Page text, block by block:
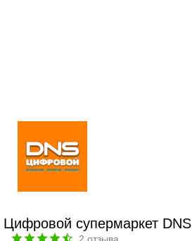
Цифровой супермаркет DNS